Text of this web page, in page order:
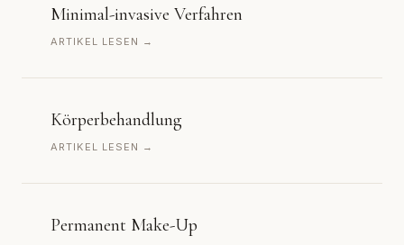
Minimal-invasive Verfahren
ARTIKEL LESEN →
Körperbehandlung
ARTIKEL LESEN →
Permanent Make-Up